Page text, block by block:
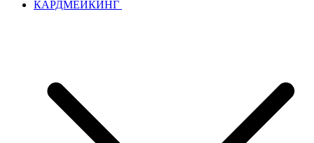
КАРДМЕЙКИНГ